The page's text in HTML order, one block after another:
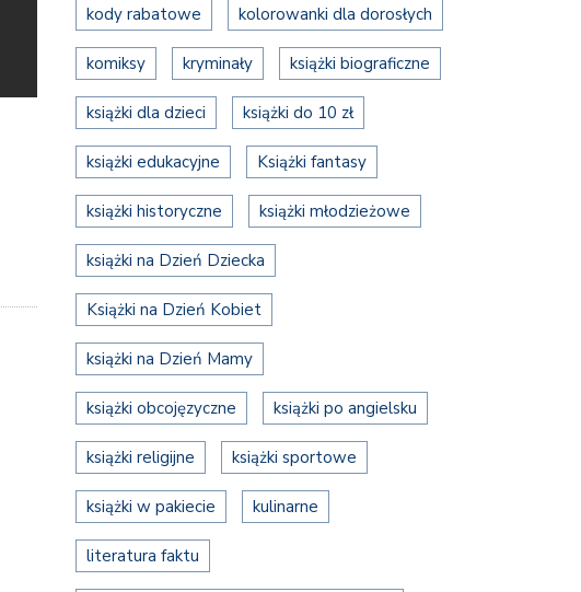
kody rabatowe kolorowanki dla dorosłych
komiksy kryminały książki biograficzne
książki dla dzieci książki do 10 zł
książki edukacyjne Książki fantasy
książki historyczne książki młodzieżowe
książki na Dzień Dziecka
Książki na Dzień Kobiet
książki na Dzień Mamy
książki obcojęzyczne książki po angielsku
książki religijne książki sportowe
książki w pakiecie kulinarne
literatura faktu